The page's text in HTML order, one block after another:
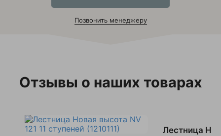
Позвонить менеджеру
Отзывы о наших товарах
Лестница